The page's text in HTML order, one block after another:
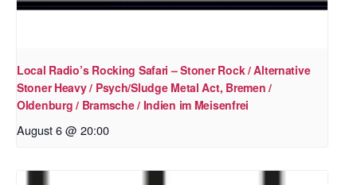
Local Radio’s Rocking Safari – Stoner Rock / Alternative
Stoner Heavy / Psych/Sludge Metal Act, Bremen /
Oldenburg / Bramsche / Indien im Meisenfrei
August 6 @ 20:00